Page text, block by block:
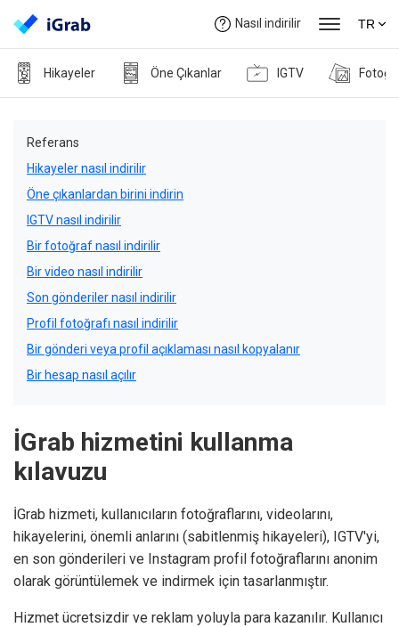
Nasıl indirilir TR
Hikayeler Öne Çıkanlar IGTV
Referans
Hikayeler nasıl indirilir
Öne çıkanlardan birini indirin
IGTV nasıl indirilir
Bir fotoğraf nasıl indirilir
Bir video nasıl indirilir
Son gönderiler nasıl indirilir
Profil fotoğrafı nasıl indirilir
Bir gönderi veya profil açıklaması nasıl kopyalanır
Bir hesap nasıl açılır
İGrab hizmetini kullanma
kılavuzu
İGrab hizmeti, kullanıcıların fotoğraflarını, videolarını,
hikayelerini, önemli anlarını (sabitlenmiş hikayeleri), IGTV'yi,
en son gönderileri ve Instagram profil fotoğraflarını anonim
olarak görüntülemek ve indirmek için tasarlanmıştır.
Hizmet ücretsizdir ve reklam yoluyla para kazanılır. Kullanıcı